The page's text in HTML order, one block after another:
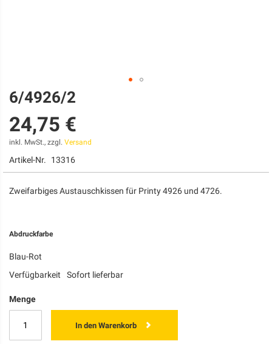
Zum
Anfang
der
Bildgalerie
springen
6/4926/2
24,75 €
inkl. MwSt., zzgl. Versand
Artikel-Nr. 13316
Zweifarbiges Austauschkissen für Printy 4926 und 4726.
Abdruckfarbe
Blau-Rot
Verfügbarkeit
Sofort lieferbar
Menge
In den Warenkorb